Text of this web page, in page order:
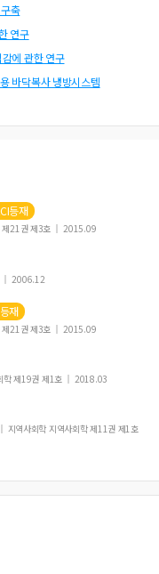
축
연구
에 관한 연구
바닥복사 냉방시스템
등재
제21권 제3호 2015.09
2006.12
재
제21권 제3호 2015.09
학 제19권 제1호 2018.03
지역사회학 지역사회학 제11권 제1호